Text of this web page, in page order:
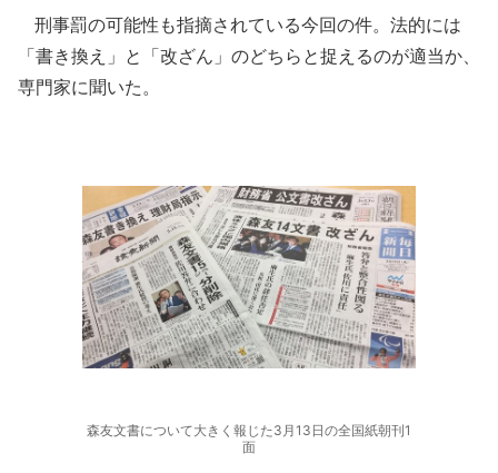
刑事罰の可能性も指摘されている今回の件。法的には
「書き換え」と「改ざん」のどちらと捉えるのが適当か、
専門家に聞いた。
森友文書について大きく報じた3月13日の全国紙朝刊1
面